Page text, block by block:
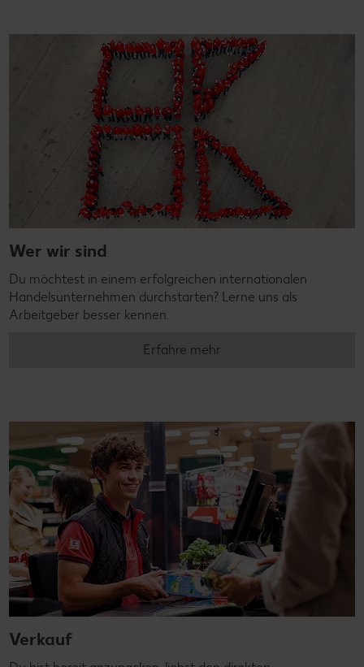
Wer wir sind
Du möchtest in einem erfolgreichen internationalen
Handelsunternehmen durchstarten? Lerne uns als
Arbeitgeber besser kennen.
Erfahre mehr
Verkauf